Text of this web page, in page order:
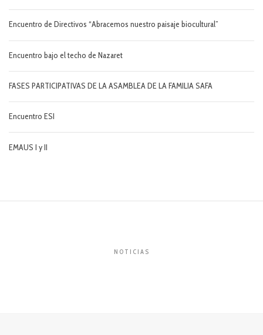
Encuentro de Directivos “Abracemos nuestro paisaje biocultural”
Encuentro bajo el techo de Nazaret
FASES PARTICIPATIVAS DE LA ASAMBLEA DE LA FAMILIA SAFA
Encuentro ESI
EMAUS I y II
NOTICIAS